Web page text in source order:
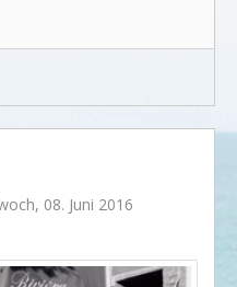
08. Juni 2016